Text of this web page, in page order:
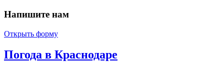
Напишите нам
Открыть форму
Погода в Краснодаре